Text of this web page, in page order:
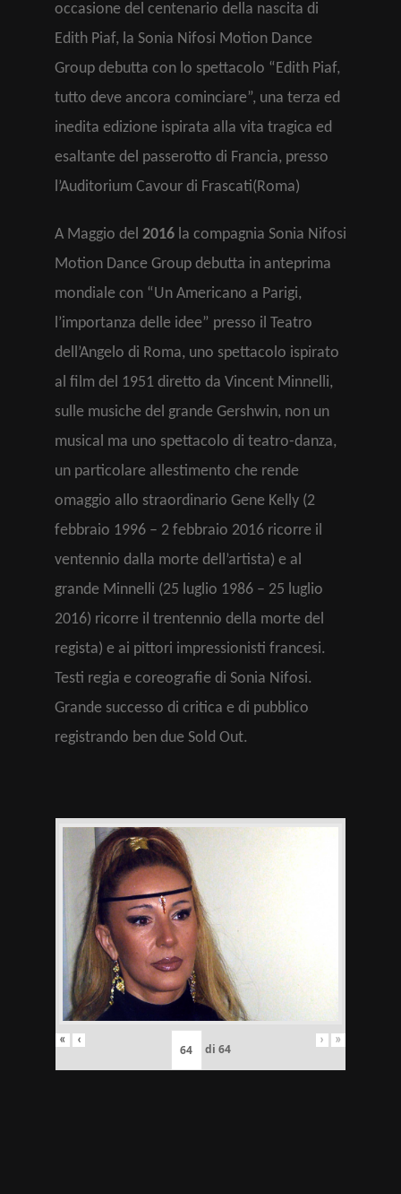
occasione del centenario della nascita di
Edith Piaf, la Sonia Nifosi Motion Dance
Group debutta con lo spettacolo “Edith Piaf,
tutto deve ancora cominciare”, una terza ed
inedita edizione ispirata alla vita tragica ed
esaltante del passerotto di Francia, presso
l’Auditorium Cavour di Frascati(Roma)
A Maggio del 2016 la compagnia Sonia Nifosi
Motion Dance Group debutta in anteprima
mondiale con “Un Americano a Parigi,
l’importanza delle idee” presso il Teatro
dell’Angelo di Roma, uno spettacolo ispirato
al film del 1951 diretto da Vincent Minnelli,
sulle musiche del grande Gershwin, non un
musical ma uno spettacolo di teatro-danza,
un particolare allestimento che rende
omaggio allo straordinario Gene Kelly (2
febbraio 1996 – 2 febbraio 2016 ricorre il
ventennio dalla morte dell’artista) e al
grande Minnelli (25 luglio 1986 – 25 luglio
2016) ricorre il trentennio della morte del
regista) e ai pittori impressionisti francesi.
Testi regia e coreografie di Sonia Nifosi.
Grande successo di critica e di pubblico
registrando ben due Sold Out.
« ‹
di 64
› »